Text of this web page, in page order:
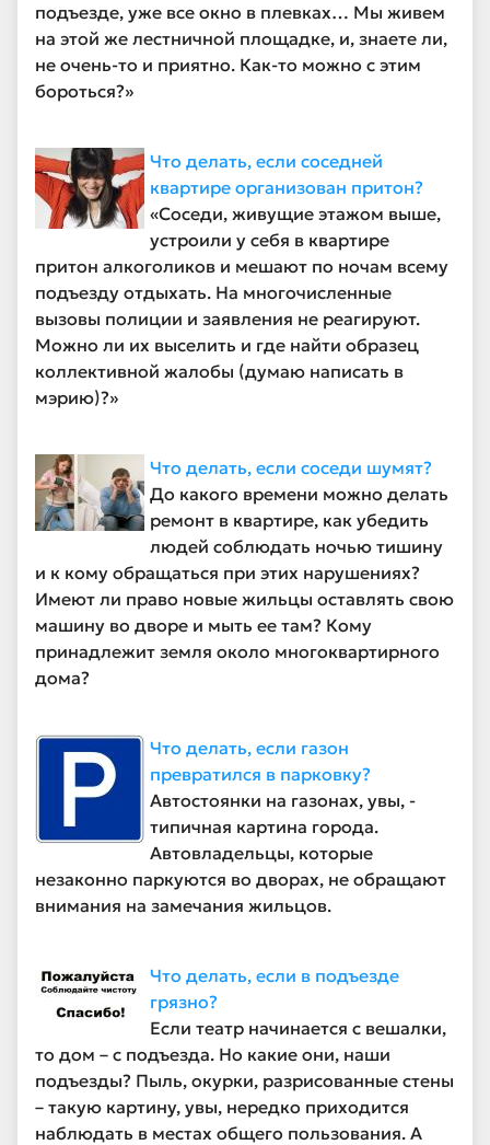
подъезде, уже все окно в плевках… Мы живем
на этой же лестничной площадке, и, знаете ли,
не очень-то и приятно. Как-то можно с этим
бороться?»
Что делать, если соседней
квартире организован притон?
«Соседи, живущие этажом выше,
устроили у себя в квартире
притон алкоголиков и мешают по ночам всему
подъезду отдыхать. На многочисленные
вызовы полиции и заявления не реагируют.
Можно ли их выселить и где найти образец
коллективной жалобы (думаю написать в
мэрию)?»
Что делать, если соседи шумят?
До какого времени можно делать
ремонт в квартире, как убедить
людей соблюдать ночью тишину
и к кому обращаться при этих нарушениях?
Имеют ли право новые жильцы оставлять свою
машину во дворе и мыть ее там? Кому
принадлежит земля около многоквартирного
дома?
Что делать, если газон
превратился в парковку?
Автостоянки на газонах, увы, -
типичная картина города.
Автовладельцы, которые
незаконно паркуются во дворах, не обращают
внимания на замечания жильцов.
Что делать, если в подъезде
грязно?
Если театр начинается с вешалки,
то дом – с подъезда. Но какие они, наши
подъезды? Пыль, окурки, разрисованные стены
– такую картину, увы, нередко приходится
наблюдать в местах общего пользования. А